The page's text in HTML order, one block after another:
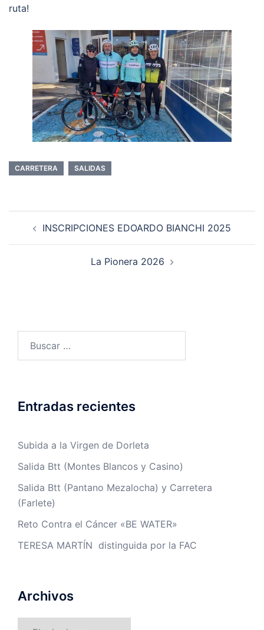
ruta!
CARRETERA SALIDAS
INSCRIPCIONES EDOARDO BIANCHI 2025
La Pionera 2026
Entradas recientes
Subida a la Virgen de Dorleta
Salida Btt (Montes Blancos y Casino)
Salida Btt (Pantano Mezalocha) y Carretera
(Farlete)
Reto Contra el Cáncer «BE WATER»
TERESA MARTÍN distinguida por la FAC
Archivos